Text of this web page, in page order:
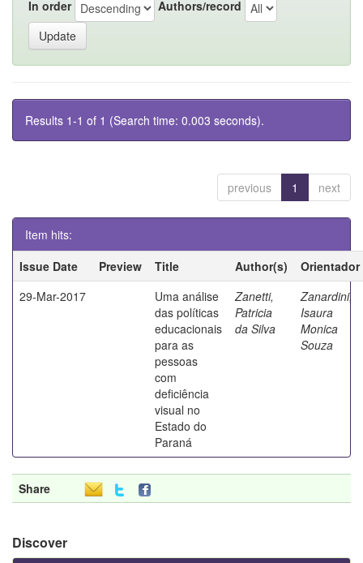
In order Authors/record
Results 1-1 of 1 (Search time: 0.003 seconds).
previous 1 next
Item hits:
Issue Date
Preview Title Author(s)
Orientador
29-Mar-2017
Uma análise
das políticas
educacionais
para as
pessoas
com
deficiência
visual no
Estado do
Paraná
Zanetti,
Patricia
da Silva
Zanardini,
Isaura
Monica
Souza
Share
Discover